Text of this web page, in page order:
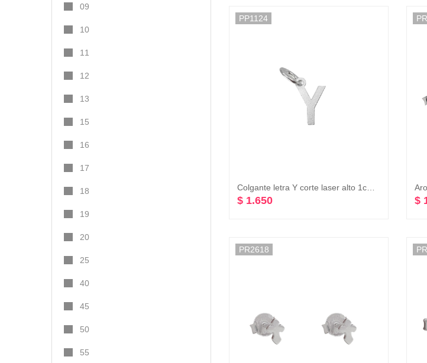
PP1124
$ 1.650 $
PR2618
09
10
11
12
13
15
16
17
18
19
20
25
40
45
50
55